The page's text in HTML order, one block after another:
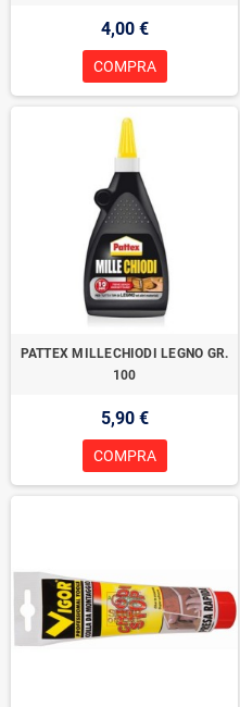
4,00 €
COMPRA
PATTEX MILLECHIODI LEGNO GR.
100
5,90 €
COMPRA